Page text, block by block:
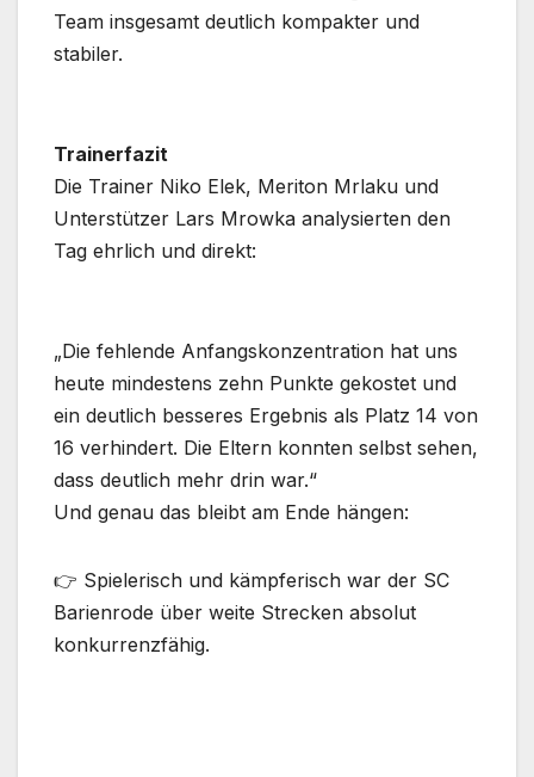
Team insgesamt deutlich kompakter und
stabiler.
Trainerfazit
Die Trainer Niko Elek, Meriton Mrlaku und
Unterstützer Lars Mrowka analysierten den
Tag ehrlich und direkt:
„Die fehlende Anfangskonzentration hat uns
heute mindestens zehn Punkte gekostet und
ein deutlich besseres Ergebnis als Platz 14 von
16 verhindert. Die Eltern konnten selbst sehen,
dass deutlich mehr drin war.“
Und genau das bleibt am Ende hängen:
👉 Spielerisch und kämpferisch war der SC
Barienrode über weite Strecken absolut
konkurrenzfähig.